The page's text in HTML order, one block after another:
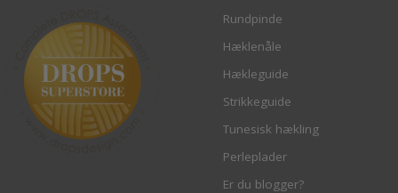
Rundpinde
Hæklenåle
Hækleguide
Strikkeguide
Tunesisk hækling
Perleplader
Er du blogger?